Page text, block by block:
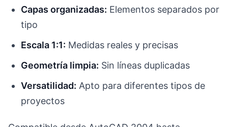
Capas organizadas: Elementos separados por
tipo
Escala 1:1: Medidas reales y precisas
Geometría limpia: Sin líneas duplicadas
Versatilidad: Apto para diferentes tipos de
proyectos